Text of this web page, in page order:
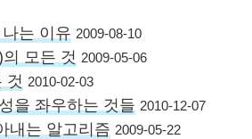
는 이유 2009-08-10
모든 것 2009-05-06
것 2010-02-03
을 좌우하는 것들 2010-12-07
내는 알고리즘 2009-05-22